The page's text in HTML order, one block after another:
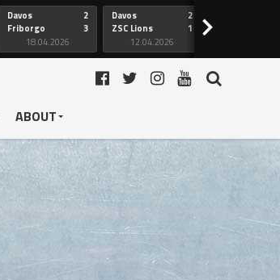
Davos
Friborgo
2
3
18.04.2026
Davos
ZSC Lions
2
1
12.04.2026
>
ABOUT